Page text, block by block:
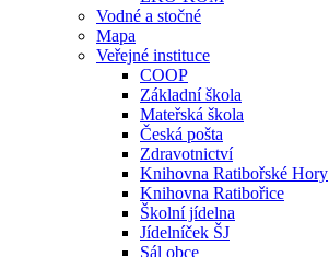
Vodné a stočné
Mapa
Veřejné instituce
COOP
Základní škola
Mateřská škola
Česká pošta
Zdravotnictví
Knihovna Ratibořské Hory
Knihovna Ratibořice
Školní jídelna
Jídelníček ŠJ
Sál obce